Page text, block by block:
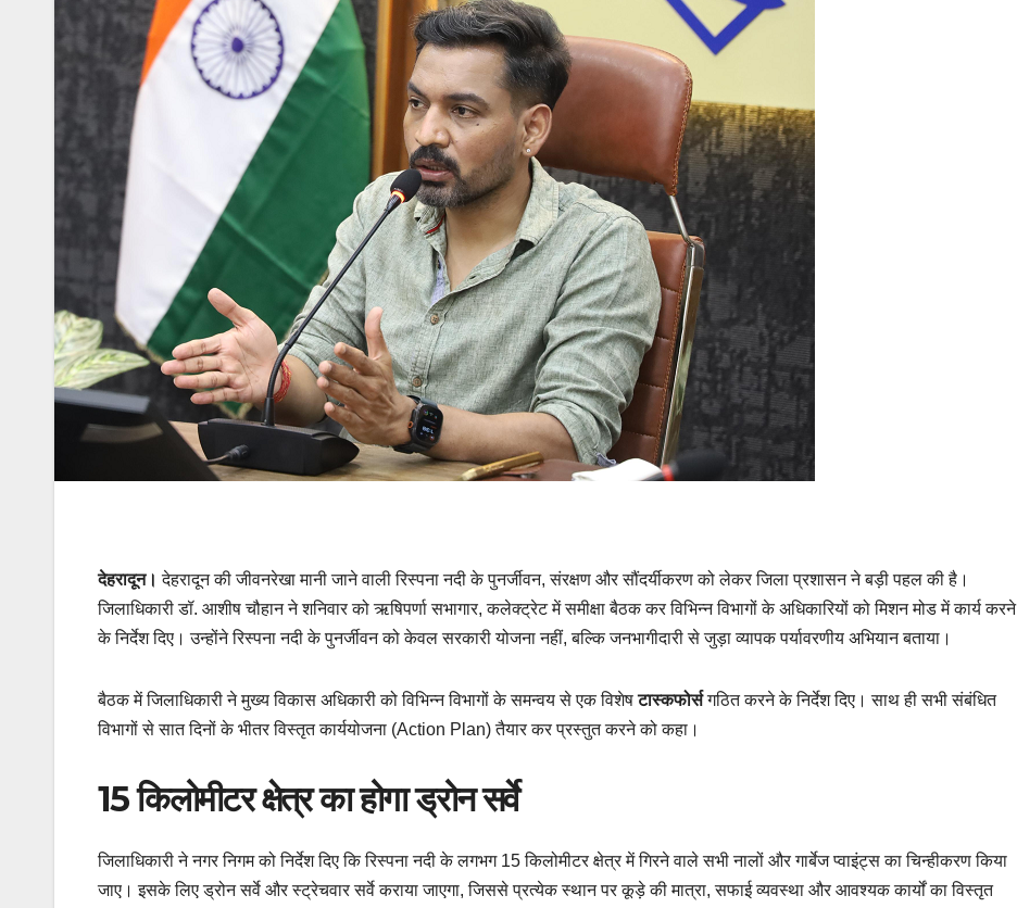
देहरादून। देहरादून की जीवनरेखा मानी जाने वाली रिस्पना नदी के पुनर्जीवन, संरक्षण और सौंदर्यीकरण को लेकर जिला प्रशासन ने बड़ी पहल की है।
जिलाधिकारी डॉ. आशीष चौहान ने शनिवार को ऋषिपर्णा सभागार, कलेक्ट्रेट में समीक्षा बैठक कर विभिन्न विभागों के अधिकारियों को मिशन मोड में कार्य करने
के निर्देश दिए। उन्होंने रिस्पना नदी के पुनर्जीवन को केवल सरकारी योजना नहीं, बल्कि जनभागीदारी से जुड़ा व्यापक पर्यावरणीय अभियान बताया।
बैठक में जिलाधिकारी ने मुख्य विकास अधिकारी को विभिन्न विभागों के समन्वय से एक विशेषटास्कफोर्सगठित करने के निर्देश दिए। साथ ही सभी संबंधित
विभागों से सात दिनों के भीतर विस्तृत कार्ययोजना (Action Plan) तैयार कर प्रस्तुत करने को कहा।
15 किलोमीटर क्षेत्र का होगा ड्रोन सर्वे
जिलाधिकारी ने नगर निगम को निर्देश दिए कि रिस्पना नदी के लगभग 15 किलोमीटर क्षेत्र में गिरने वाले सभी नालों और गार्बेज प्वाइंट्स का चिन्हीकरण किया
जाए। इसके लिए ड्रोन सर्वे और स्ट्रेचवार सर्वे कराया जाएगा, जिससे प्रत्येक स्थान पर कूड़े की मात्रा, सफाई व्यवस्था और आवश्यक कार्यों का विस्तृत